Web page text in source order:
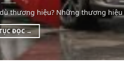
thương hiệu? Những thương hiệu
ĐỌC→